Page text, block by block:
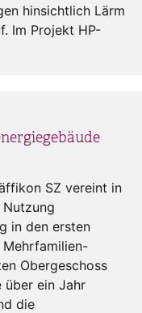
hinsichtlich Lärm
Im Projekt HP-
SZ vereint in
in den ersten
Mehrfamilien-
Obergeschoss
über ein Jahr
die